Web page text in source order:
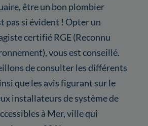
être un bon plombier
pas si évident ! Opter un
certifié RGE (Reconnu
vous est conseillé.
de consulter les différents
que les avis figurant sur le
installateurs de système de
à Mer, ville qui